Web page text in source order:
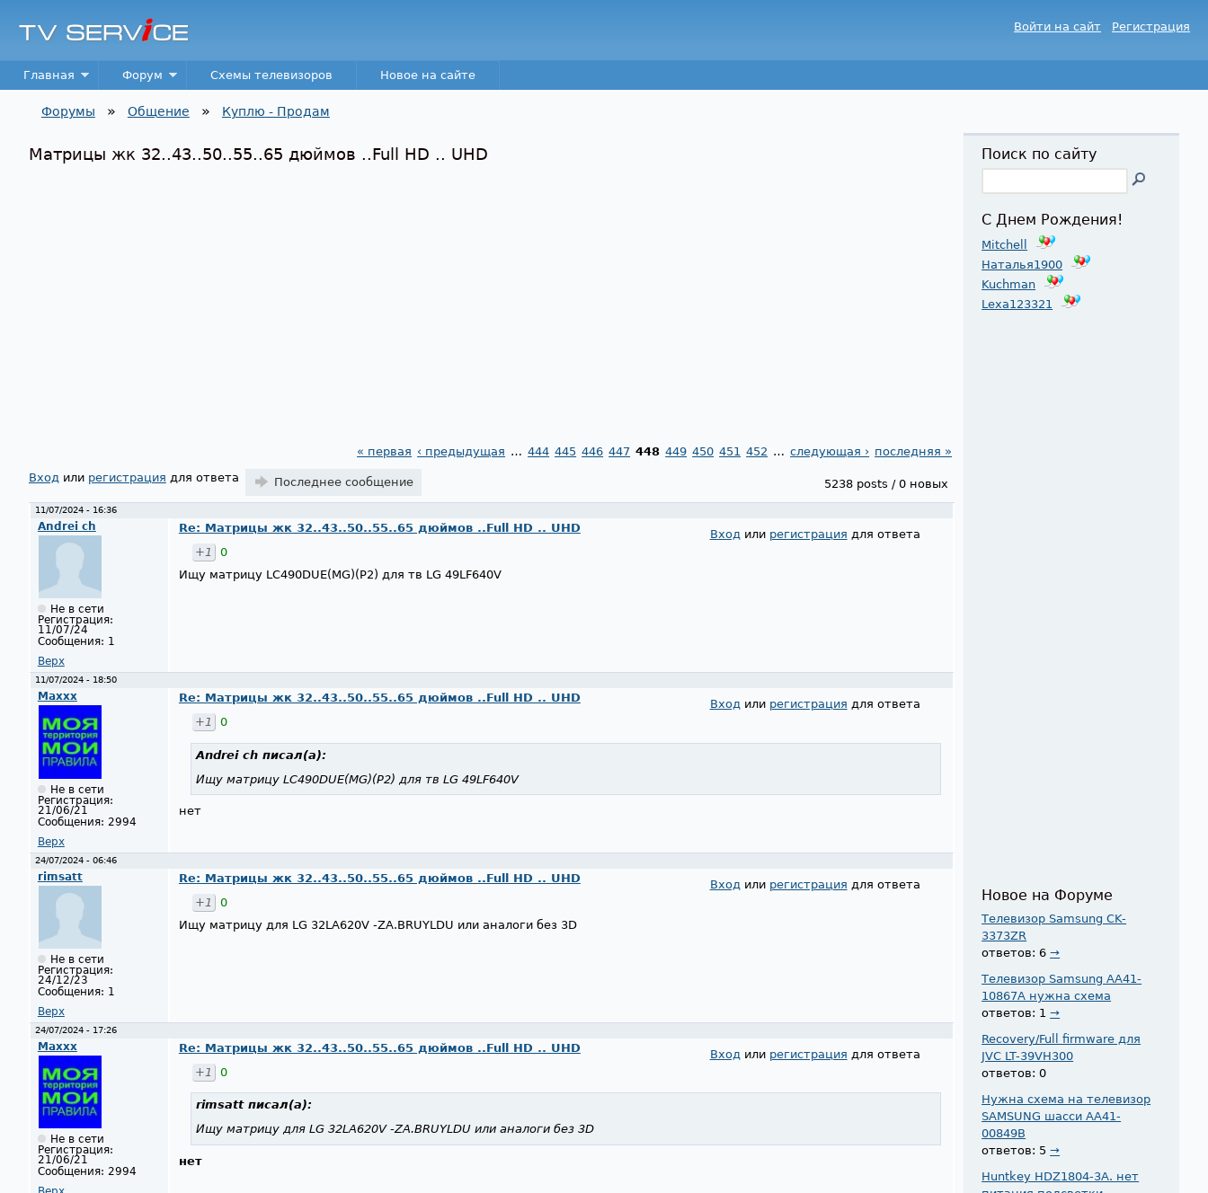
TV
Service
Войти на сайт Регистрация
Main menu
Главная Форум Схемы телевизоров Новое на сайте
Форумы » Общение » Куплю - Продам
Матрицы жк 32..43..50..55..65 дюймов ..Full HD .. UHD
Страницы
« первая ‹ предыдущая … 444 445 446 447 448 449 450 451 452 … следующая › последняя »
5238 posts / 0 новых
Входили регистрация для ответа Последнее сообщение
11/07/2024 - 16:36
Andrei ch
Не в сети
Регистрация:
11/07/24
Сообщения: 1
Верх
Входили регистрация для ответа
Re: Матрицы жк 32..43..50..55..65 дюймов ..Full HD .. UHD
+1
0
Ищу матрицу LC490DUE(MG)(P2) для тв LG 49LF640V
11/07/2024 - 18:50
Maxxx
Не в сети
Регистрация:
21/06/21
Сообщения: 2994
Верх
Входили регистрация для ответа
Re: Матрицы жк 32..43..50..55..65 дюймов ..Full HD .. UHD
+1
0
Andrei chписал(а):
Ищу матрицу LC490DUE(MG)(P2) для тв LG 49LF640V
нет
24/07/2024 - 06:46
rimsatt
Не в сети
Регистрация:
24/12/23
Сообщения: 1
Верх
Вход или регистрация для ответа
Re: Матрицы жк 32..43..50..55..65 дюймов ..Full HD .. UHD
+1
0
Ищу матрицу для LG 32LA620V -ZA.BRUYLDU или аналоги без 3D
24/07/2024 - 17:26
Maxxx
Не в сети
Регистрация:
21/06/21
Сообщения: 2994
Вход или регистрация для ответа
Re: Матрицы жк 32..43..50..55..65 дюймов ..Full HD .. UHD
+1
0
rimsattписал(а):
Ищу матрицу для LG 32LA620V -ZA.BRUYLDU или аналоги без 3D
нет
Поиск по сайту
С Днем Рождения!
Mitchell
Наталья1900
Kuchman
Lexa123321
Новое на Форуме
Телевизор Samsung CK-
3373ZR
ответов: 6→
Телевизор Samsung AA41-
10867A нужна схема
ответов: 1→
Recovery/Full firmware для
JVC LT-39VH300
ответов: 0
Нужна схема на телевизор
SAMSUNG шасси AA41-
00849B
ответов: 5→
Huntkey HDZ1804-3A. нет